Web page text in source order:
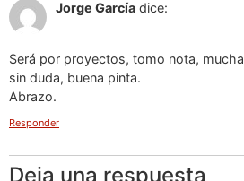
Jorge García dice:
Será por proyectos, tomo nota,
sin duda, buena pinta.
Abrazo.
Responder
Deja una respuesta